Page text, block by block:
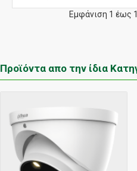
Εμφάνιση 1 έως
Προϊόντα απο την ίδια